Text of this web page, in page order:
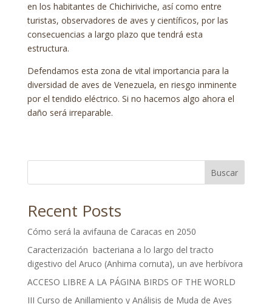
en los habitantes de Chichiriviche, así como entre
turistas, observadores de aves y científicos, por las
consecuencias a largo plazo que tendrá esta
estructura.
Defendamos esta zona de vital importancia para la
diversidad de aves de Venezuela, en riesgo inminente
por el tendido eléctrico. Si no hacemos algo ahora el
daño será irreparable.
Buscar
Recent Posts
Cómo será la avifauna de Caracas en 2050
Caracterización bacteriana a lo largo del tracto
digestivo del Aruco (Anhima cornuta), un ave herbívora
ACCESO LIBRE A LA PÁGINA BIRDS OF THE WORLD
III Curso de Anillamiento y Análisis de Muda de Aves